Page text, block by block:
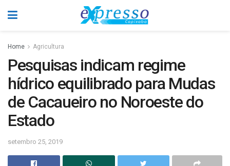
Home Agricultura
Pesquisas indicam regime
hídrico equilibrado para Mudas
de Cacaueiro no Noroeste do
Estado
setembro 25, 2019